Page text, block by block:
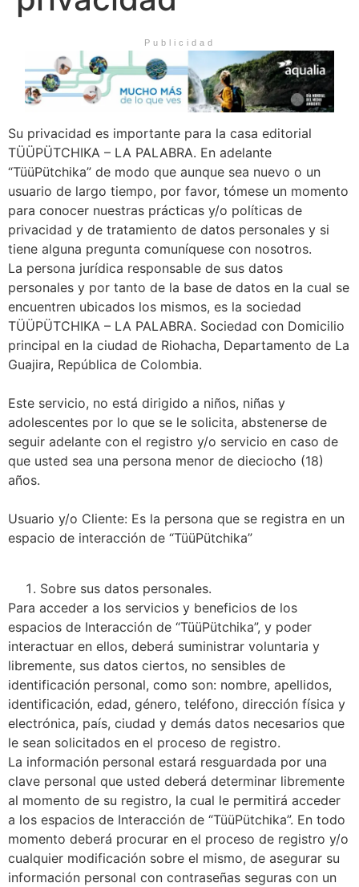
Publicidad
Su privacidad es importante para la casa editorial
TÜÜPÜTCHIKA – LA PALABRA. En adelante
“TüüPütchika” de modo que aunque sea nuevo o un
usuario de largo tiempo, por favor, tómese un momento
para conocer nuestras prácticas y/o políticas de
privacidad y de tratamiento de datos personales y si
tiene alguna pregunta comuníquese con nosotros.
La persona jurídica responsable de sus datos
personales y por tanto de la base de datos en la cual se
encuentren ubicados los mismos, es la sociedad
TÜÜPÜTCHIKA – LA PALABRA. Sociedad con Domicilio
principal en la ciudad de Riohacha, Departamento de La
Guajira, República de Colombia.
Este servicio, no está dirigido a niños, niñas y
adolescentes por lo que se le solicita, abstenerse de
seguir adelante con el registro y/o servicio en caso de
que usted sea una persona menor de dieciocho (18)
años.
Usuario y/o Cliente: Es la persona que se registra en un
espacio de interacción de “TüüPütchika”
Sobre sus datos personales.
Para acceder a los servicios y beneficios de los
espacios de Interacción de “TüüPütchika”, y poder
interactuar en ellos, deberá suministrar voluntaria y
libremente, sus datos ciertos, no sensibles de
identificación personal, como son: nombre, apellidos,
identificación, edad, género, teléfono, dirección física y
electrónica, país, ciudad y demás datos necesarios que
le sean solicitados en el proceso de registro.
La información personal estará resguardada por una
clave personal que usted deberá determinar libremente
al momento de su registro, la cual le permitirá acceder
a los espacios de Interacción de “TüüPütchika”. En todo
momento deberá procurar en el proceso de registro y/o
cualquier modificación sobre el mismo, de asegurar su
información personal con contraseñas seguras con un